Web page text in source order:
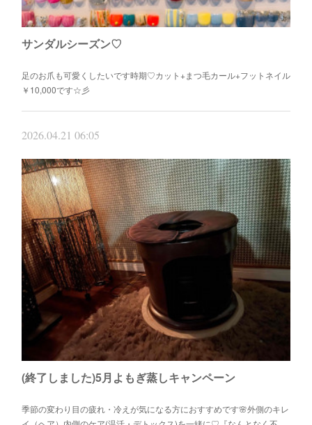
サンダルシーズン♡
足のお爪も可愛くしたいです時期♡カット+まつ毛カール+フットネイル
￥10,000です☆彡
2026.04.21 06:05
(終了しました)5月よもぎ蒸しキャンペーン
季節の変わり目の疲れ・冷えが気になる方におすすめです🌸外側のキレ